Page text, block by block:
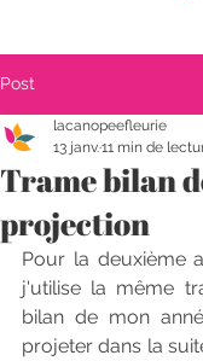
Post
Trame bilan
projection
lacanopeefleurie
13 janv.11 min de
Pour la deuxième
j'utilise la même
bilan de mon
projeter dans la